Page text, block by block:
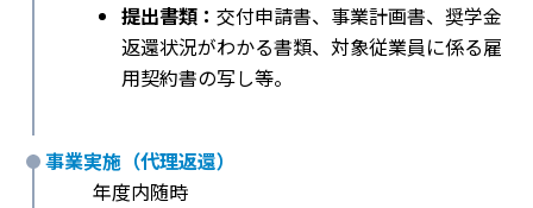
提出書類： 交付申請書、事業計画書、奨学金
返還状況がわかる書類、対象従業員に係る雇
用契約書の写し等。
事業実施（代理返還）
年度内随時